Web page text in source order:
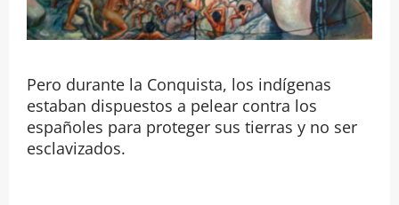
Pero durante la Conquista, los indígenas
estaban dispuestos a pelear contra los
españoles para proteger sus tierras y no ser
esclavizados.